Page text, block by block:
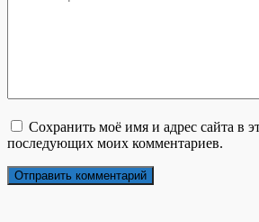
Сохранить моё имя и адрес сайта в
последующих моих комментариев.